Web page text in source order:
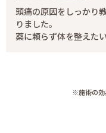
頭痛の原因をしっかり
りました。
薬に頼らず体を整えた
※施術の効